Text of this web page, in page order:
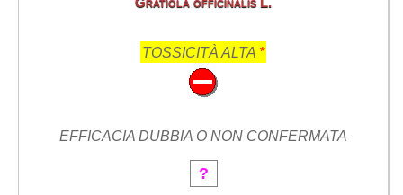
TOSSICITÀ ALTA *
EFFICACIA DUBBIA O NON CONFERMATA
?